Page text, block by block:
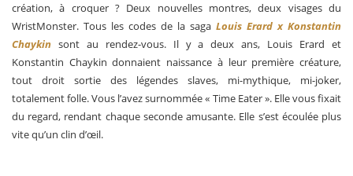
création, à croquer ? Deux nouvelles montres, deux visages du
WristMonster. Tous les codes de la saga Louis Erard x Konstantin
Chaykin sont au rendez-vous. Il y a deux ans, Louis Erard et
Konstantin Chaykin donnaient naissance à leur première créature,
tout droit sortie des légendes slaves, mi-mythique, mi-joker,
totalement folle. Vous l’avez surnommée « Time Eater ». Elle vous fixait
du regard, rendant chaque seconde amusante. Elle s’est écoulée plus
vite qu’un clin d’œil.